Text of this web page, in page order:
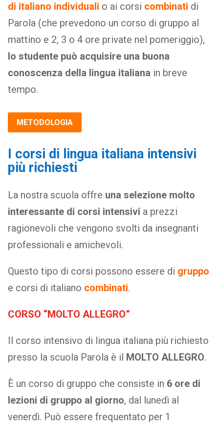
di italiano individuali o ai corsi combinati di
Parola (che prevedono un corso di gruppo al
mattino e 2, 3 o 4 ore private nel pomeriggio),
lo studente può acquisire una buona
conoscenza della lingua italiana in breve
tempo.
METODOLOGIA
I corsi di lingua italiana intensivi
più richiesti
La nostra scuola offre una selezione molto
interessante di corsi intensivi a prezzi
ragionevoli che vengono svolti da insegnanti
professionali e amichevoli.
Questo tipo di corsi possono essere di gruppo
e corsi di italiano combinati.
CORSO “MOLTO ALLEGRO”
Il corso intensivo di lingua italiana più richiesto
presso la scuola Parola è il MOLTO ALLEGRO.
È un corso di gruppo che consiste in 6 ore di
lezioni di gruppo al giorno, dal lunedì al
venerdì. Può essere frequentato per 1